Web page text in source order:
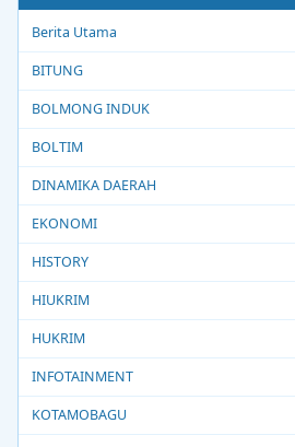
Berita Utama
BITUNG
BOLMONG INDUK
BOLTIM
DINAMIKA DAERAH
EKONOMI
HISTORY
HIUKRIM
HUKRIM
INFOTAINMENT
KOTAMOBAGU